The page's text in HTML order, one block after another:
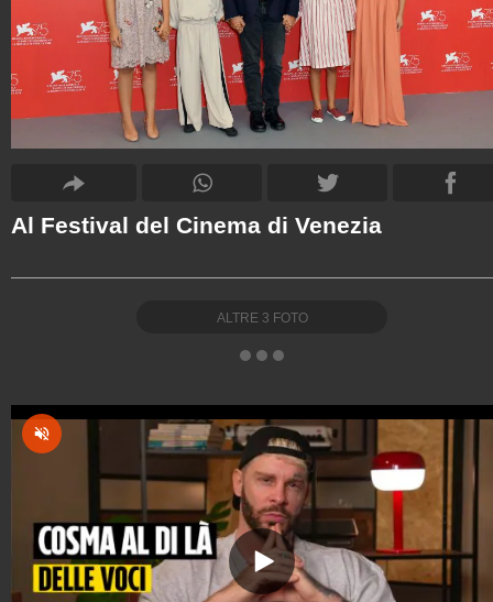
Al Festival del Cinema di Venezia
ALTRE 3 FOTO